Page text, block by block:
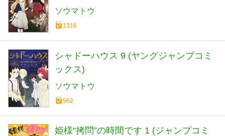
ソウマトウ
1316
シャドーハウス 9 (ヤングジャンプコミ
ックス)
ソウマトウ
502
姫様“拷問”の時間です 1 (ジャンプコミ